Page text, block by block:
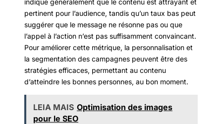
indique généralement que le contenu est attrayant et
pertinent pour l’audience, tandis qu’un taux bas peut
suggérer que le message ne résonne pas ou que
l’appel à l’action n’est pas suffisamment convaincant.
Pour améliorer cette métrique, la personnalisation et
la segmentation des campagnes peuvent être des
stratégies efficaces, permettant au contenu
d’atteindre les bonnes personnes, au bon moment.
LEIA MAIS Optimisation des images
pour le SEO